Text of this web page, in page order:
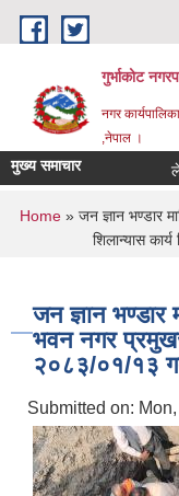
Skip to main content
गुर्भाकोट
नगर
,नेपाल ।
मुख्य समाचार
You are
Home » जन ज्ञान भण्डार
शिलान्यास
जन ज्ञान भण्डार
भवन नगर
२०८३/०१/१३
Submitted on: